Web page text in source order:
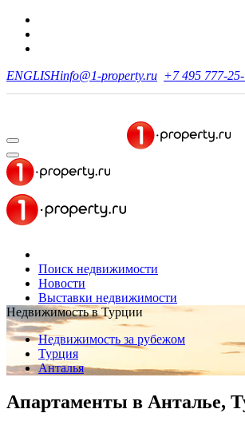
ENGLISHinfo@1-property.ru +7 495 777-
Поиск недвижимости
Новости
Выставки недвижимости
Недвижимость в Турции
Недвижимость за рубежом
Турция
Анталья
Апартаменты в Анталье,